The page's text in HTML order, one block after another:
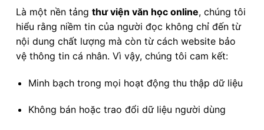
Là một nền tảng thư viện văn học online, chúng tôi
hiểu rằng niềm tin của người đọc không chỉ đến từ
nội dung chất lượng mà còn từ cách website bảo
vệ thông tin cá nhân. Vì vậy, chúng tôi cam kết:
Minh bạch trong mọi hoạt động thu thập dữ liệu
Không bán hoặc trao đổi dữ liệu người dùng